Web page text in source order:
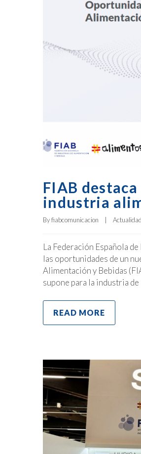
FIAB
industria
By fiabcomunicacion Actualidad
La Federación Española
las oportunidades de un
Alimentación y Bebidas
supone para la industria de
READ MORE